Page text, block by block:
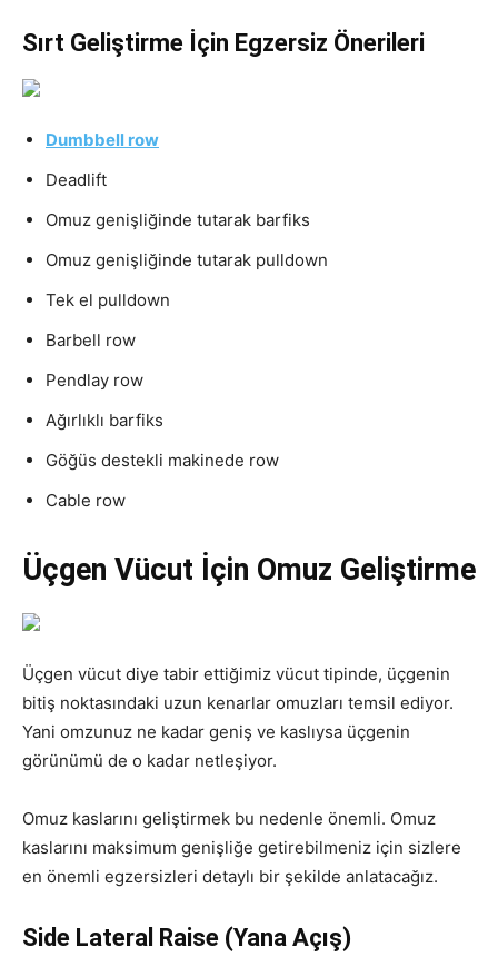
Sırt Geliştirme İçin Egzersiz Önerileri
Dumbbell row
Deadlift
Omuz genişliğinde tutarak barfiks
Omuz genişliğinde tutarak pulldown
Tek el pulldown
Barbell row
Pendlay row
Ağırlıklı barfiks
Göğüs destekli makinede row
Cable row
Üçgen Vücut İçin Omuz Geliştirme
Üçgen vücut diye tabir ettiğimiz vücut tipinde, üçgenin
bitiş noktasındaki uzun kenarlar omuzları temsil ediyor.
Yani omzunuz ne kadar geniş ve kaslıysa üçgenin
görünümü de o kadar netleşiyor.
Omuz kaslarını geliştirmek bu nedenle önemli. Omuz
kaslarını maksimum genişliğe getirebilmeniz için sizlere
en önemli egzersizleri detaylı bir şekilde anlatacağız.
Side Lateral Raise (Yana Açış)